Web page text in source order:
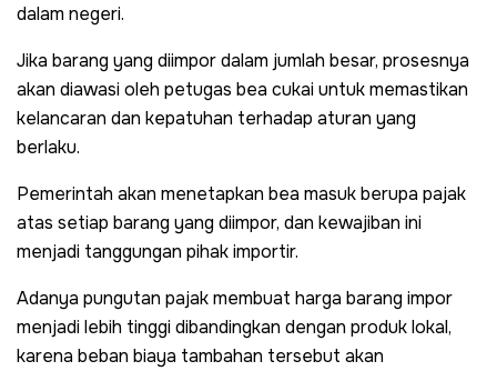
dalam negeri.
Jika barang yang diimpor dalam jumlah besar, prosesnya
akan diawasi oleh petugas bea cukai untuk memastikan
kelancaran dan kepatuhan terhadap aturan yang
berlaku.
Pemerintah akan menetapkan bea masuk berupa pajak
atas setiap barang yang diimpor, dan kewajiban ini
menjadi tanggungan pihak importir.
Adanya pungutan pajak membuat harga barang impor
menjadi lebih tinggi dibandingkan dengan produk lokal,
karena beban biaya tambahan tersebut akan